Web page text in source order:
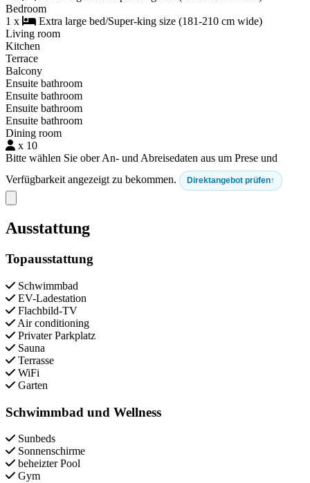
Bedroom
1 x
Extra large bed/Super-king size (181-210 cm wide)
Living room
Kitchen
Terrace
Balcony
Ensuite bathroom
Ensuite bathroom
Ensuite bathroom
Ensuite bathroom
Dining room
x 10
Bitte wählen Sie ober An- und Abreisedaten aus um Prese und
Verfügbarkeit angezeigt zu bekommen.
Direktangebot prüfen
Close modal
Ausstattung
Topausstattung
Schwimmbad
EV-Ladestation
Flachbild-TV
Air conditioning
Privater Parkplatz
Sauna
Terrasse
WiFi
Garten
Schwimmbad und Wellness
Sunbeds
Sonnenschirme
beheizter Pool
Gym